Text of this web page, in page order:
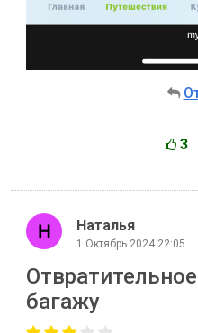
3
Наталья
1 Октябрь 2024 22:05
багажу